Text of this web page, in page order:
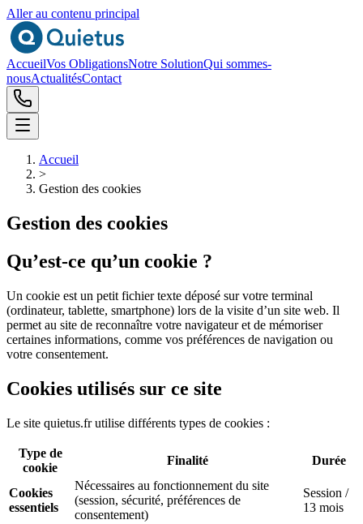
Aller au contenu principal
AccueilVos ObligationsNotre SolutionQui sommes-
nousActualitésContact
Accueil
>
Gestion des cookies
Gestion des cookies
Qu’est-ce qu’un cookie ?
Un cookie est un petit fichier texte déposé sur votre terminal
(ordinateur, tablette, smartphone) lors de la visite d’un site web. Il
permet au site de reconnaître votre navigateur et de mémoriser
certaines informations, comme vos préférences de navigation ou
votre consentement.
Cookies utilisés sur ce site
Le site quietus.fr utilise différents types de cookies :
Type de
cookie
Finalité Durée
Cookies
essentiels
Nécessaires au fonctionnement du site
(session, sécurité, préférences de
consentement)
Session /
13 mois